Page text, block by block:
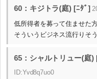
60：キジトラ(庭) [ﾆﾀﾞ]
低所得者を募って住ませた
そういうビジネス流行りそ
65：シャルトリュー(庭)
ID:Yvd8q7uo0